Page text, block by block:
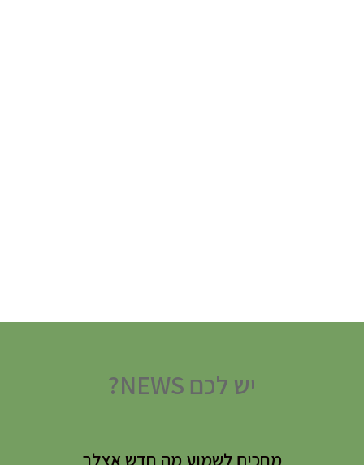
יש לכם NEWS?
מחכים לשמוע מה חדש אצלך